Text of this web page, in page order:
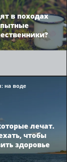
в походах
: на воде
лечат.
чтобы
здоровье